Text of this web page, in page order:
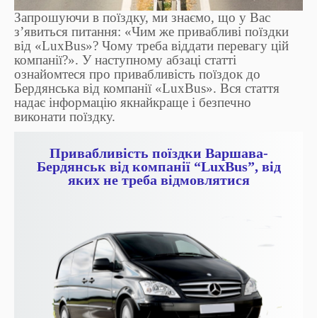
Запрошуючи в поїздку, ми знаємо, що у Вас
з’явиться питання: «Чим же привабливі поїздки
від «LuxBus»? Чому треба віддати перевагу цій
компанії?». У наступному абзаці статті
ознайомтеся про привабливість поїздок до
Бердянська від компанії «LuxBus». Вся стаття
надає інформацію якнайкраще і безпечно
виконати поїздку.
Привабливість поїздки Варшава-
Бердянськ від компанії “LuxBus”, від
яких не треба відмовлятися